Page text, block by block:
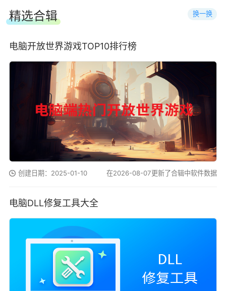
精选合辑 换一换
电脑开放世界游戏TOP10排行榜
创建日期：2025-01-10 在2026-08-07更新了合辑中软件数据
电脑DLL修复工具大全